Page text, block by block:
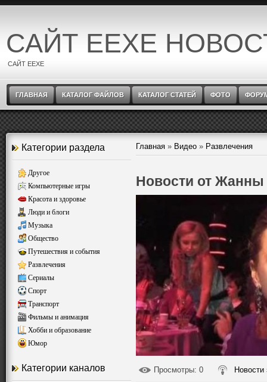
САЙТ EEXE
САЙТ EEXE
ГЛАВНАЯ КАТАЛОГ ФАЙЛОВ КАТАЛОГ СТАТЕЙ ФОТО
Категории раздела
Другое
Компьютерные игры
Красота и здоровье
Люди и блоги
Музыка
Общество
Путешествия и события
Развлечения
Сериалы
Спорт
Транспорт
Фильмы и анимация
Хобби и образование
Юмор
Категории каналов
Главная » Видео » Развлечения
Новости от
Просмотры: 0 Новости